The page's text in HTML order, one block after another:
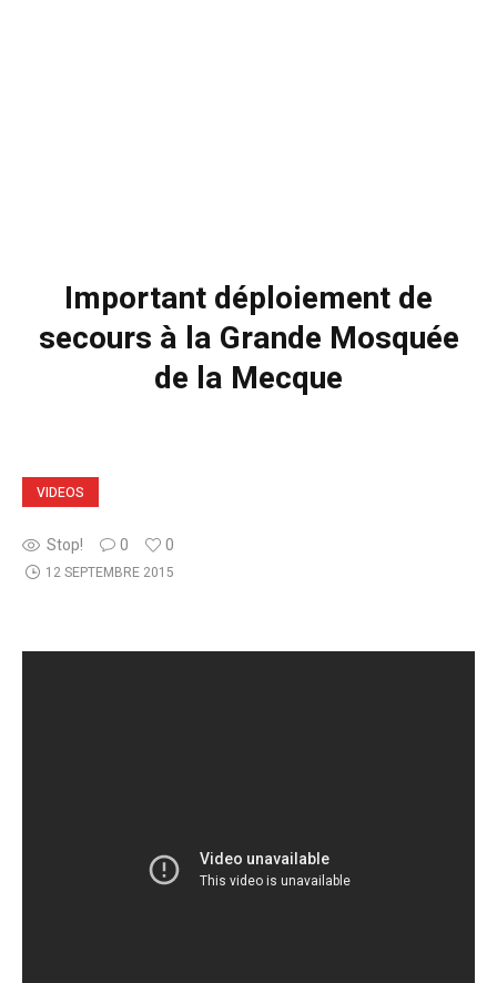
Important déploiement de
secours à la Grande Mosquée
de la Mecque
VIDEOS
Stop! 0 0
12 SEPTEMBRE 2015